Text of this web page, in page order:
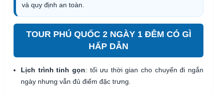
và quy định an toàn.
TOUR PHÚ QUỐC 2 NGÀY 1 ĐÊM CÓ GÌ
HẤP DẪN
Lịch trình tinh gọn: tối ưu thời gian cho chuyến đi ngắn
ngày nhưng vẫn đủ điểm đặc trưng.